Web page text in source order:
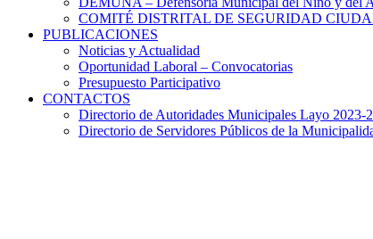
COMITÉ DISTRITAL DE SEGURIDAD
PUBLICACIONES
Noticias y Actualidad
Oportunidad Laboral – Convocatorias
Presupuesto Participativo
CONTACTOS
Directorio de Autoridades Municipales Layo 2023-
Directorio de Servidores Públicos de la